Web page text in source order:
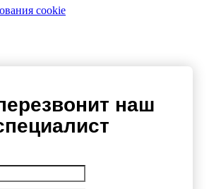
cookie
наш